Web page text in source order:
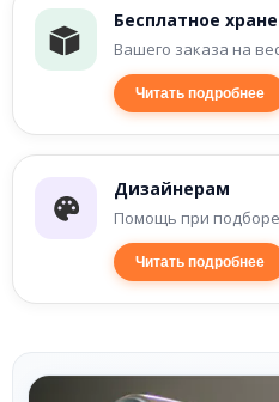
Бесплатное
Вашего заказа на
Читать подробнее
Дизайнерам
Помощь при
Читать подробнее